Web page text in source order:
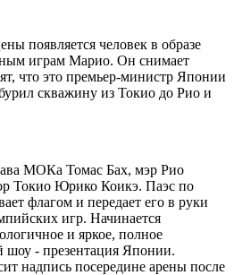
появляется человек в образе
играм Марио. Он снимает
что это премьер-министр Японии
скважину из Токио до Рио и
МОКа Томас Бах, мэр Рио
Токио Юрико Коикэ. Паэс по
флагом и передает его в руки
игр. Начинается
и яркое, полное
шоу - презентация Японии.
надпись посередине арены после